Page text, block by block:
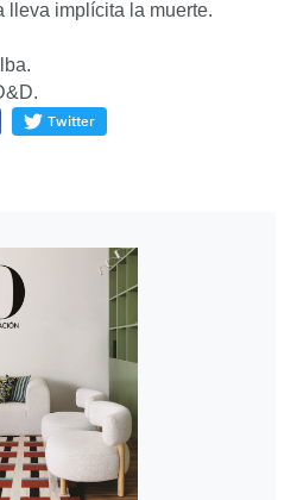
lleva implícita la muerte.
Twitter